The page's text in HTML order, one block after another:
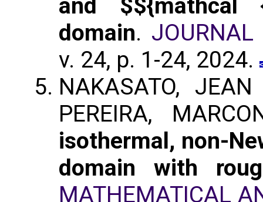
and
domain. JOURNAL
v. 24, p. 1-24, 2024.
NAKASATO,
PEREIRA,
isothermal, non-
domain with
MATHEMATICAL